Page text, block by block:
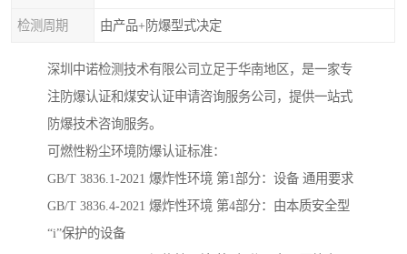
检测周期 由产品+防爆型式决定
深圳中诺检测技术有限公司立足于华南地区，是一家专
注防爆认证和煤安认证申请咨询服务公司，提供一站式
防爆技术咨询服务。
可燃性粉尘环境防爆认证标准：
GB/T 3836.1-2021 爆炸性环境 第1部分：设备 通用要求
GB/T 3836.4-2021 爆炸性环境 第4部分：由本质安全型
“i”保护的设备